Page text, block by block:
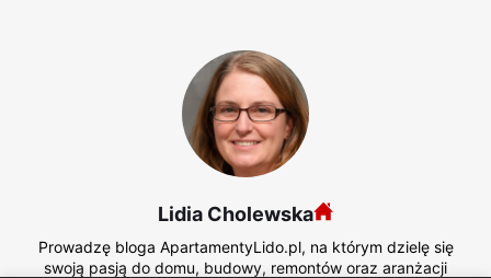
Lidia Cholewska
Prowadzę bloga ApartamentyLido.pl, na którym dzielę się
swoją pasją do domu, budowy, remontów oraz aranżacji